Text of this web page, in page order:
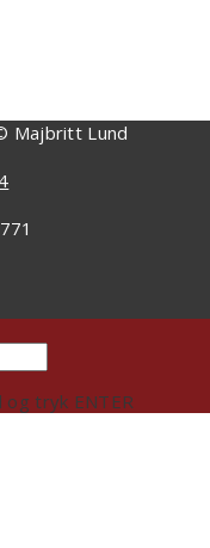
Majbritt Lund
tryk ENTER